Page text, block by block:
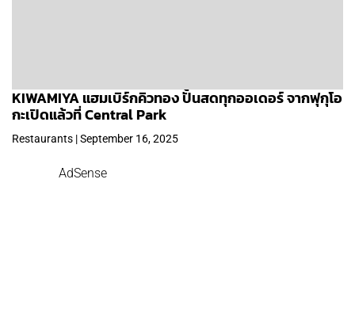
KIWAMIYA แฮมเบิร์กคิวทอง ปั้นสดทุกออเดอร์ จากฟุกุโอ
กะเปิดแล้วที่ Central Park
Restaurants | September 16, 2025
AdSense